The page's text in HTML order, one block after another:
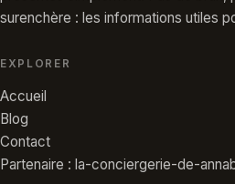
surenchère : les informations utiles
EXPLORER
Accueil
Blog
Contact
Partenaire : la-conciergerie-de-